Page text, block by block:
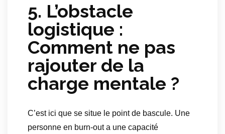
5. L’obstacle
logistique :
Comment ne pas
rajouter de la
charge mentale ?
C’est ici que se situe le point de bascule. Une
personne en burn-out a une capacité